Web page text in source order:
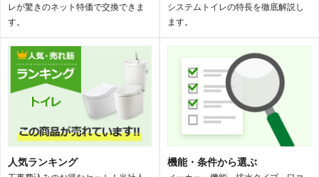
レが驚きのネット特価で交換できま
す。
システムトイレの特長を徹底解説し
ます。
人気ランキング 機能・条件から選ぶ